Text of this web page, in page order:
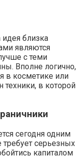
идея близка
являются
с теми
Вполне логично,
в косметике или
техники, в которой
сегодня одним
требует серьезных
капиталом